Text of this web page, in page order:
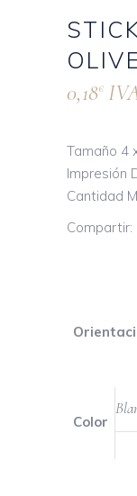
0,18€
Tamaño 4
Impresión
Cantidad
Compartir:
Color